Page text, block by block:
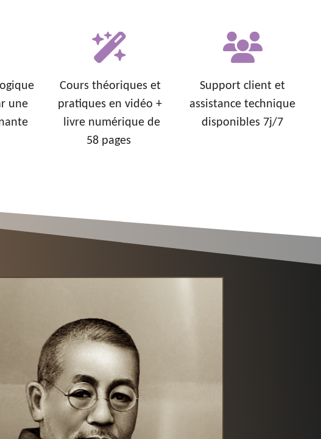
une
Cours théoriques et
pratiques en vidéo +
livre numérique de
58 pages
Support client et
assistance technique
disponibles 7j/7